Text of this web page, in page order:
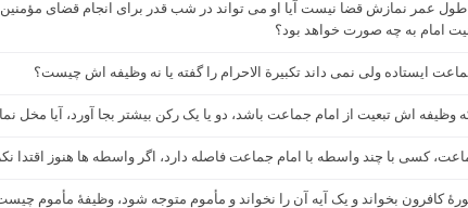
طول عمر نمازش قضا نیست آیا او می تواند در شب قدر برای انجام قضای مؤمنین
امام به چه صورت خواهد بود؟
ایستاده ولی نمی داند تکبیرة الاحرام را گفته یا نه وظیفه اش چیست؟
وظیفه اش تبعیت از امام جماعت باشد، دو یا یک رکن بیشتر بجا آورد، آیا مخل
کسی با چند واسطه با امام جماعت فاصله دارد، اگر واسطه ها هنوز اقتدا
کافرون بخواند و یک آیه آن را نخواند و مأموم متوجه شود، وظیفۀ مأموم